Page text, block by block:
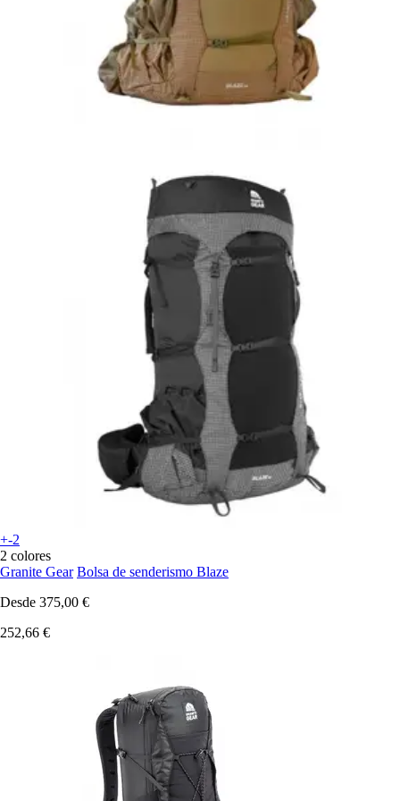
+-2
2 colores
Granite Gear Bolsa de senderismo Blaze
Desde 375,00 €
252,66 €